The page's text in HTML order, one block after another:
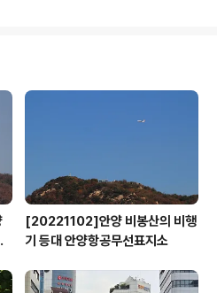
한다. 또 금연지킴
현장의 의견을 전
등도 담당한다고
[20221102]안양 비봉산의 비행
기 등대 안양항공무선표지소